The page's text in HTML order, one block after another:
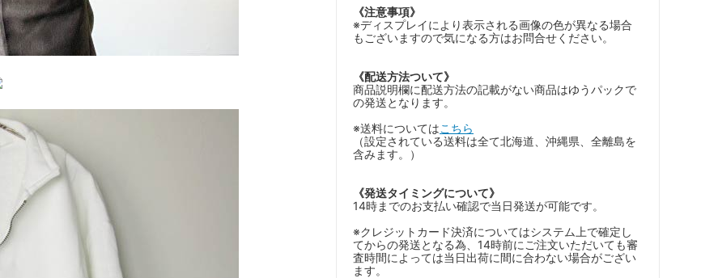
《注意事項》
※ディスプレイにより表示される画像の色が異なる場合
もございますので気になる方はお問合せください。
《配送方法ついて》
商品説明欄に配送方法の記載がない商品はゆうパックで
の発送となります。
※送料についてはこちら
（設定されている送料は全て北海道、沖縄県、全離島を
含みます。）
《発送タイミングについて》
14時までのお支払い確認で当日発送が可能です。
※クレジットカード決済についてはシステム上で確定し
てからの発送となる為、14時前にご注文いただいても審
査時間によっては当日出荷に間に合わない場合がござい
ます。